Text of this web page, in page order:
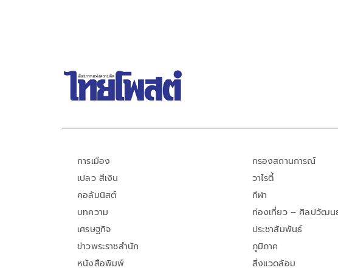
การเมือง
เปลว สีเงิน
คอลัมนิสต์
บทความ
เศรษฐกิจ
ข่าวพระราชสำนัก
หนังสือพิมพ์
กรองสถานการณ์
วาไรตี้
กีฬา
ท่องเที่ยว – ศิลปวัฒน
ประชาสัมพันธ์
ภูมิภาค
สิ่งแวดล้อม